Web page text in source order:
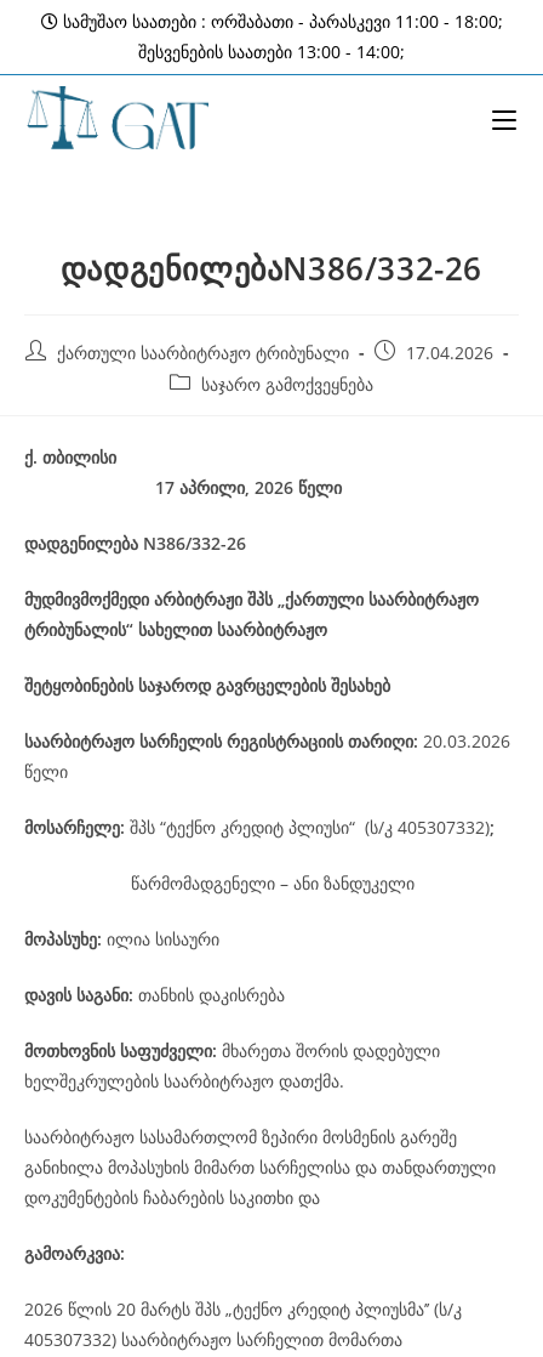
content
სამუშაო საათები : ორშაბათი - პარასკევი 11:00 - 18:00;
შესვენების საათები 13:00 - 14:00;
დადგენილებაN386/332-26
Post ქართული საარბიტრაჟო ტრიბუნალი
Post 17.04.2026
Post საჯარო გამოქვეყნება
ქ. თბილისი
17 აპრილი, 2026 წელი
დადგენილება N386/332-26
მუდმივმოქმედი არბიტრაჟი შპს „ქართული საარბიტრაჟო
ტრიბუნალის“ სახელით საარბიტრაჟო
შეტყობინების საჯაროდ გავრცელების შესახებ
საარბიტრაჟო სარჩელის რეგისტრაციის თარიღი: 20.03.2026
წელი
მოსარჩელე: შპს “ტექნო კრედიტ პლიუსი“ (ს/კ 405307332);
წარმომადგენელი – ანი ზანდუკელი
მოპასუხე: ილია სისაური
დავის საგანი: თანხის დაკისრება
მოთხოვნის საფუძველი: მხარეთა შორის დადებული
ხელშეკრულების საარბიტრაჟო დათქმა.
საარბიტრაჟო სასამართლომ ზეპირი მოსმენის გარეშე
განიხილა მოპასუხის მიმართ სარჩელისა და თანდართული
დოკუმენტების ჩაბარების საკითხი და
გამოარკვია:
2026 წლის 20 მარტს შპს „ტექნო კრედიტ პლიუსმა’’ (ს/კ
405307332) საარბიტრაჟო სარჩელით მომართა